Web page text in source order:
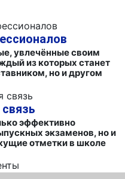
увлечённые своим
из которых станет
но и другом
эффективно
экзаменов, но и
отметки в школе